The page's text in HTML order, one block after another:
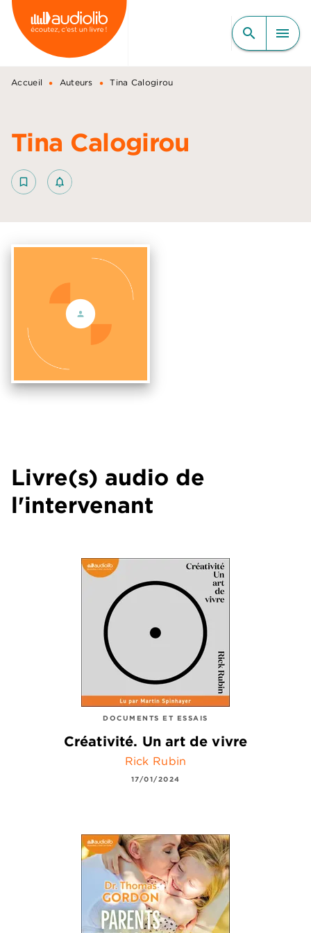
MENU RECHERCHE
CONTENU
PIED DE PAGE
search menu
Accueil • Auteurs • Tina Calogirou
Tina Calogirou
bookmark_border notifications_none_outlined
Livre(s) audio de
l'intervenant
DOCUMENTS ET ESSAIS
Créativité. Un art de vivre
Rick Rubin
17/01/2024